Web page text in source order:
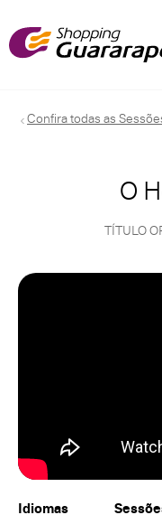
Confira todas as
O
TÍTULO
Idiomas